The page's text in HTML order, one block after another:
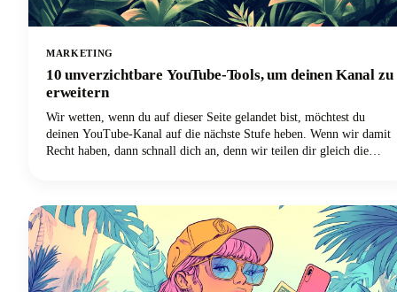
MARKETING
10 unverzichtbare YouTube-Tools, um deinen Kanal zu
erweitern
Wir wetten, wenn du auf dieser Seite gelandet bist, möchtest du
deinen YouTube-Kanal auf die nächste Stufe heben. Wenn wir damit
Recht haben, dann schnall dich an, denn wir teilen dir gleich die